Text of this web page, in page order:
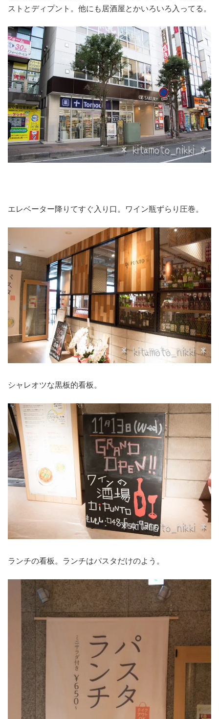
ストとディプント。他にも居酒屋とかいろいろ入ってる。
エレベーター降りてすぐ入り口。ワイン瓶ずらり圧巻。
シャレオツな黒板的看板。
ランチの看板。ランチはパスタだけのよう。